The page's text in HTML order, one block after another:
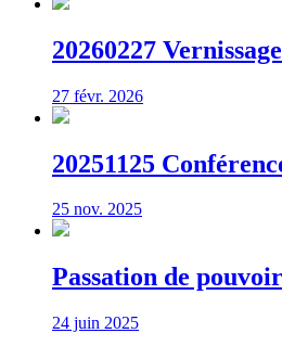
20260227
27 févr. 2026
20251125
25 nov. 2025
Passation de
24 juin 2025